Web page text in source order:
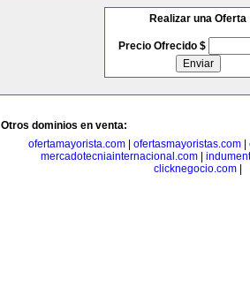
Realizar una Oferta
Precio Ofrecido $
Otros dominios en venta:
ofertamayorista.com
ofertasmayoristas.com
mercadotecniainternacional.com
clicknegocio.com